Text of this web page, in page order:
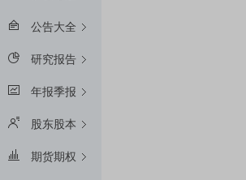
公告大全
研究报告
年报季报
股东股本
期货期权